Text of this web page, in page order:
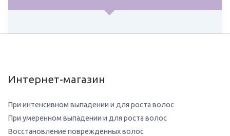
Интернет-магазин
При интенсивном выпадении и для роста волос
При умеренном выпадении и для роста волос
Восстановление поврежденных волос